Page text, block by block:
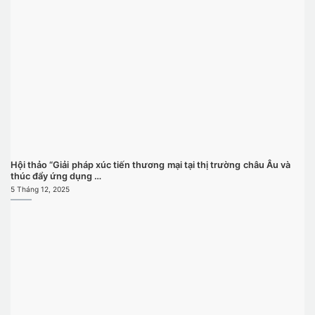
Hội thảo “Giải pháp xúc tiến thương mại tại thị trường châu Âu và
thúc đẩy ứng dụng …
5 Tháng 12, 2025